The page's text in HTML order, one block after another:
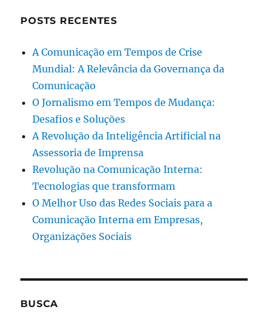
POSTS RECENTES
A Comunicação em Tempos de Crise
Mundial: A Relevância da Governança da
Comunicação
O Jornalismo em Tempos de Mudança:
Desafios e Soluções
A Revolução da Inteligência Artificial na
Assessoria de Imprensa
Revolução na Comunicação Interna:
Tecnologias que transformam
O Melhor Uso das Redes Sociais para a
Comunicação Interna em Empresas,
Organizações Sociais
BUSCA